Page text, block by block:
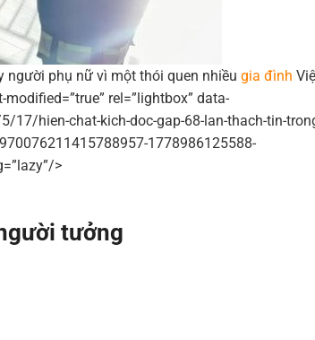
người phụ nữ vì một thói quen nhiều gia đình
modified=”true” rel=”lightbox” data-
hien-chat-kich-doc-gap-68-lan-thach-tin-
1778986125588-
>
tưởng